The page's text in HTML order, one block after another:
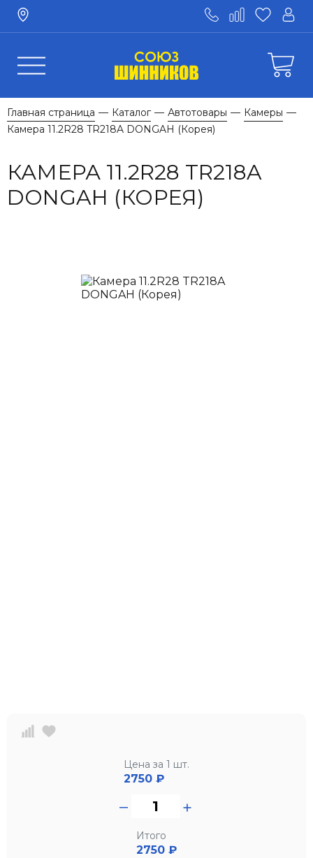
Главная страница — Каталог — Автотовары — Камеры —
Камера 11.2R28 TR218A DONGAH (Корея)
КАМЕРА 11.2R28 TR218A
DONGAH (КОРЕЯ)
Цена за 1 шт.
2750 ₽
Итого
2750 ₽